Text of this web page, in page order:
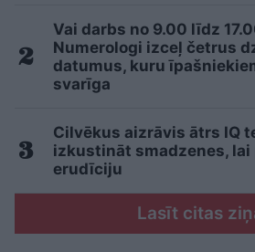
Vai darbs no 9.00 līdz
Numerologi izceļ četrus
datumus, kuru
svarīga
Cilvēkus aizrāvis ātrs IQ
izkustināt smadzenes,
erudīciju
Lasīt citas